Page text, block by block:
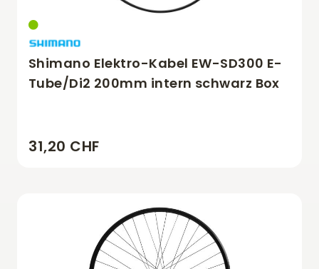
Shimano Elektro-Kabel EW-SD300 E-
Tube/Di2 200mm intern schwarz Box
31,20 CHF